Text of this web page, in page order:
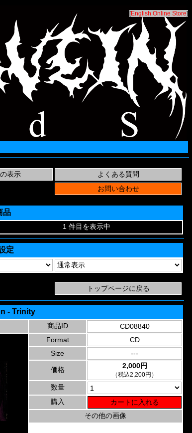
[English Online Store]
品
1 件目を表示中
定
- Trinity
商品ID
CD08840
Format
CD
Size
---
価格 2,000円
（税込2,200円）
数量
購入
その他の画像